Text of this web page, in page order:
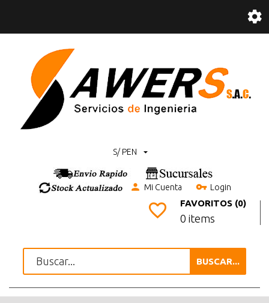
S/ PEN
Mi Cuenta Login
FAVORITOS (0)
0 items
BUSCAR...